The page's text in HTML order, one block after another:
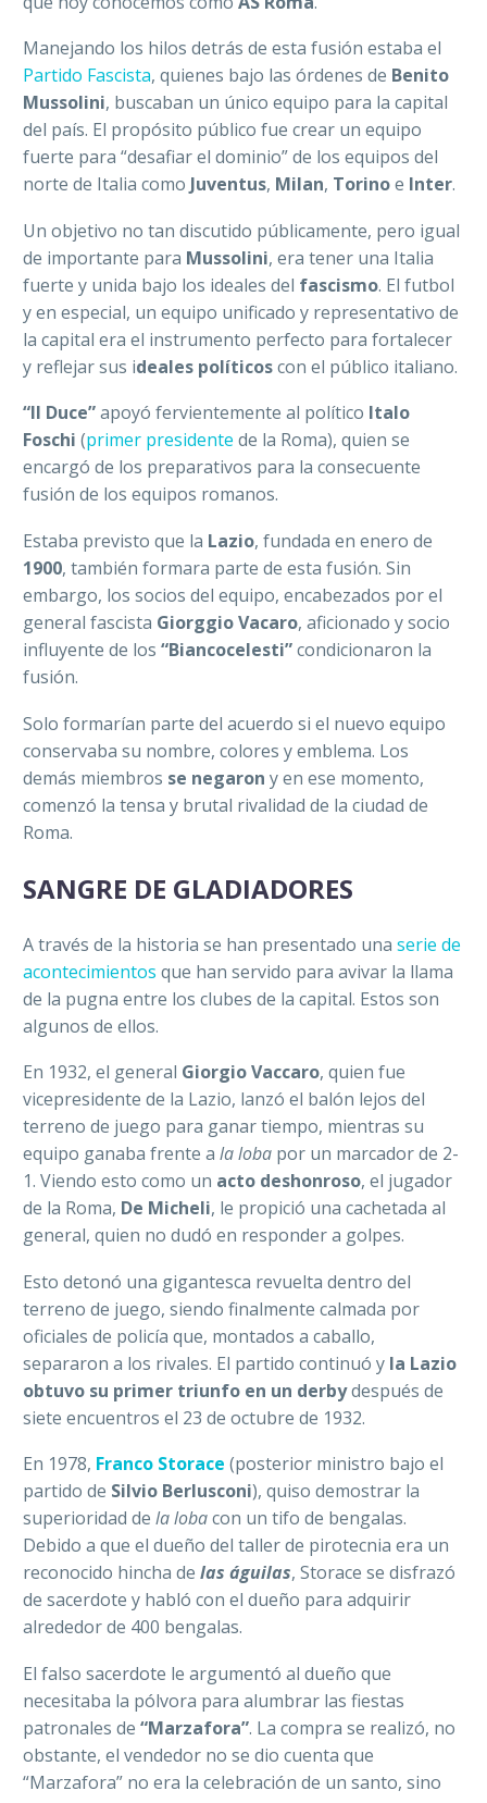
Manejando los hilos detrás de esta fusión estaba el
Partido Fascista, quienes bajo las órdenes de Benito
Mussolini, buscaban un único equipo para la capital
del país. El propósito público fue crear un equipo
fuerte para “desafiar el dominio” de los equipos del
norte de Italia como Juventus, Milan, Torinoe Inter.
Un objetivo no tan discutido públicamente, pero igual
de importante para Mussolini, era tener una Italia
fuerte y unida bajo los ideales del fascismo. El futbol
y en especial, un equipo unificado y representativo de
la capital era el instrumento perfecto para fortalecer
y reflejar sus ideales políticoscon el público italiano.
“Il Duce”apoyó fervientemente al político Italo
Foschi (primer presidente de la Roma), quien se
encargó de los preparativos para la consecuente
fusión de los equipos romanos.
Estaba previsto que la Lazio, fundada en enero de
1900, también formara parte de esta fusión. Sin
embargo, los socios del equipo, encabezados por el
general fascista Giorggio Vacaro, aficionado y socio
influyente de los “Biancocelesti”condicionaron la
fusión.
Solo formarían parte del acuerdo si el nuevo equipo
conservaba su nombre, colores y emblema. Los
demás miembros se negaron y en ese momento,
comenzó la tensa y brutal rivalidad de la ciudad de
Roma.
SANGRE DE GLADIADORES
A través de la historia se han presentado una serie de
acontecimientos que han servido para avivar la llama
de la pugna entre los clubes de la capital. Estos son
algunos de ellos.
En 1932, el general Giorgio Vaccaro, quien fue
vicepresidente de la Lazio, lanzó el balón lejos del
terreno de juego para ganar tiempo, mientras su
equipo ganaba frente a la loba por un marcador de 2-
1. Viendo esto como un acto deshonroso, el jugador
de la Roma, De Micheli, le propició una cachetada al
general, quien no dudó en responder a golpes.
Esto detonó una gigantesca revuelta dentro del
terreno de juego, siendo finalmente calmada por
oficiales de policía que, montados a caballo,
separaron a los rivales. El partido continuó y la Lazio
obtuvo su primer triunfo en un derbydespués de
siete encuentros el 23 de octubre de 1932.
En 1978, Franco Storace (posterior ministro bajo el
partido de Silvio Berlusconi), quiso demostrar la
superioridad de la lobacon un tifo de bengalas.
Debido a que el dueño del taller de pirotecnia era un
reconocido hincha de las águilas, Storace se disfrazó
de sacerdote y habló con el dueño para adquirir
alrededor de 400 bengalas.
El falso sacerdote le argumentó al dueño que
necesitaba la pólvora para alumbrar las fiestas
patronales de “Marzafora”. La compra se realizó, no
obstante, el vendedor no se dio cuenta que
“Marzafora” no era la celebración de un santo, sino